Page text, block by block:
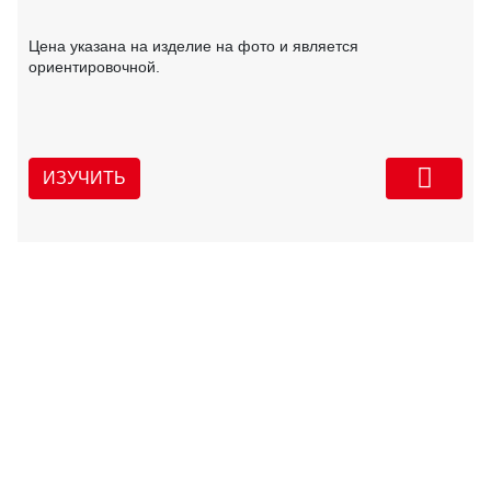
Цена указана на изделие на фото и является
ориентировочной.
ИЗУЧИТЬ